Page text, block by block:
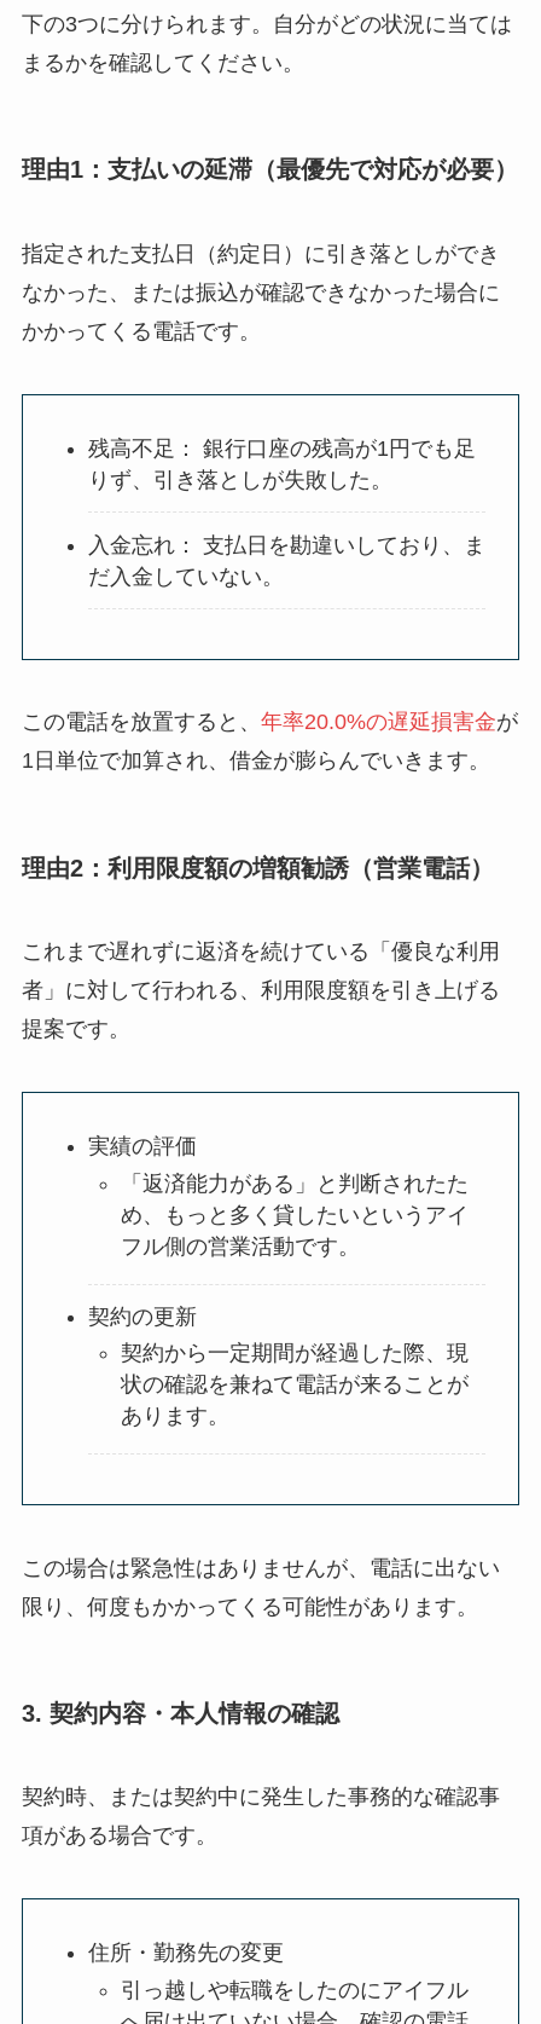
下の3つに分けられます。自分がどの状況に当ては
まるかを確認してください。
理由1：支払いの延滞（最優先で対応が必要）
指定された支払日（約定日）に引き落としができ
なかった、または振込が確認できなかった場合に
かかってくる電話です。
残高不足： 銀行口座の残高が1円でも足
りず、引き落としが失敗した。
入金忘れ： 支払日を勘違いしており、ま
だ入金していない。
この電話を放置すると、 年率20.0%の遅延損害金が
1日単位で加算され、借金が膨らんでいきます。
理由2：利用限度額の増額勧誘（営業電話）
これまで遅れずに返済を続けている「優良な利用
者」に対して行われる、利用限度額を引き上げる
提案です。
実績の評価
「返済能力がある」と判断されたた
め、もっと多く貸したいというアイ
フル側の営業活動です。
契約の更新
契約から一定期間が経過した際、現
状の確認を兼ねて電話が来ることが
あります。
この場合は緊急性はありませんが、電話に出ない
限り、何度もかかってくる可能性があります。
3. 契約内容・本人情報の確認
契約時、または契約中に発生した事務的な確認事
項がある場合です。
住所・勤務先の変更
引っ越しや転職をしたのにアイフル